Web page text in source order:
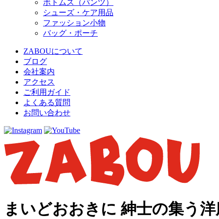
ボトムス（パンツ）
シューズ・ケア用品
ファッション小物
バッグ・ポーチ
ZABOUについて
ブログ
会社案内
アクセス
ご利用ガイド
よくある質問
お問い合わせ
まいどおおきに 紳士の集う